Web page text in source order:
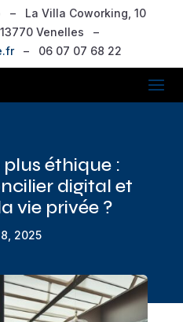
– La Villa Coworking, 10
Venelles –
– 06 07 07 68 22
éthique :
digital et
vie privée ?
2025